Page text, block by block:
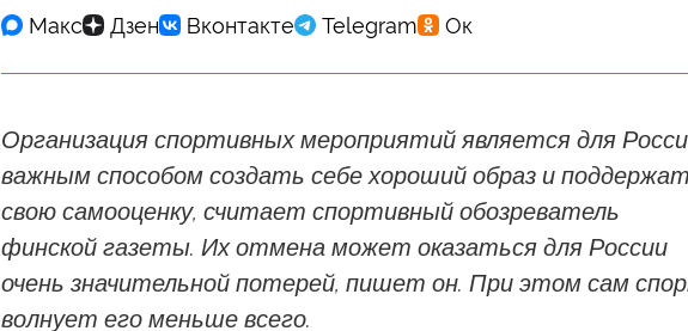
Организация спортивных мероприятий является для
важным способом создать себе хороший образ и
свою самооценку, считает спортивный обозреватель
финской газеты. Их отмена может оказаться для России
очень значительной потерей, пишет он. При этом сам
волнует его меньше всего.